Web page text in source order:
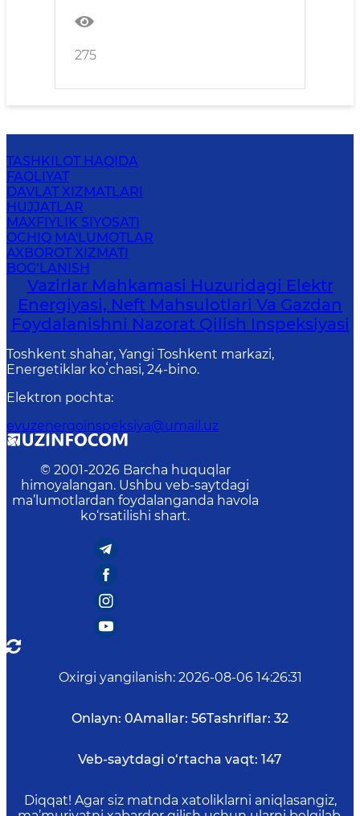
275
TASHKILOT HAQIDA
FAOLIYAT
DAVLAT XIZMATLARI
HUJJATLAR
MAXFIYLIK SIYOSATI
OCHIQ MA'LUMOTLAR
AXBOROT XIZMATI
BOG‘LANISH
Vazirlar Mahkamasi Huzuridagi Elektr
Energiyasi, Neft Mahsulotlari Va Gazdan
Foydalanishni Nazorat Qilish Inspeksiyasi
Toshkent shahar, Yangi Toshkent markazi,
Energetiklar koʻchasi, 24-bino.
Elektron pochta:
evuzenergoinspeksiya@umail.uz
© 2001-2026 Barcha huquqlar
himoyalangan. Ushbu veb-saytdagi
ma’lumotlardan foydalanganda havola
ko‘rsatilishi shart.
Oxirgi yangilanish: 2026-08-06 14:26:31
Onlayn: 0Amallar: 56Tashriflar: 32
Veb-saytdagi o‘rtacha vaqt: 147
Diqqat! Agar siz matnda xatoliklarni aniqlasangiz,